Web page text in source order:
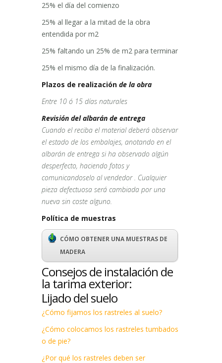
25% el día del comienzo
25% al llegar a la mitad de la obra
entendida por m2
25% faltando un 25% de m2 para terminar
25% el mismo día de la finalización.
Plazos de realización de la obra
Entre 10 ó 15 días naturales
Revisión del albarán de entrega
Cuando el reciba el material deberá observar
el estado de los embalajes, anotando en el
albarán de entrega si ha observado algún
desperfecto, haciendo fotos y
comunicandoselo al vendedor . Cualquier
pieza defectuosa será cambiada por una
nueva sin coste alguno.
Política de muestras
CÓMO OBTENER UNA MUESTRAS DE
MADERA
Consejos de instalación de
la tarima exterior:
Lijado del suelo
¿Cómo fijamos los rastreles al suelo?
¿Cómo colocamos los rastreles tumbados
o de pie?
¿Por qué los rastreles deben ser